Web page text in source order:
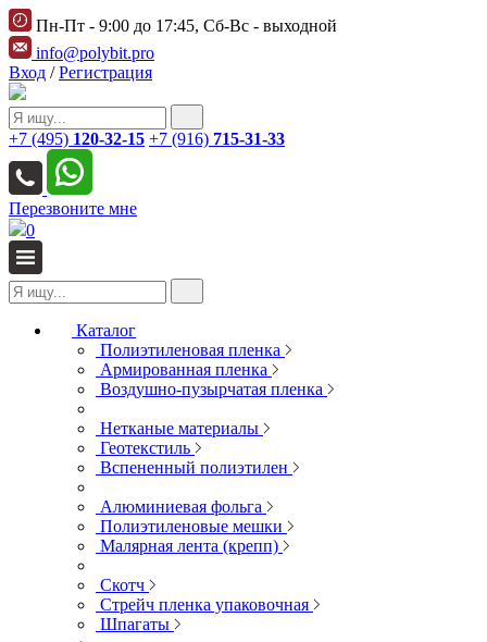
Пн-Пт - 9:00 до 17:45, Сб-Вс - выходной
info@polybit.pro
Вход /Регистрация
+7 (495) 120-32-15 +7 (916) 715-31-33
Перезвоните мне
0
Каталог
Полиэтиленовая пленка
Армированная пленка
Воздушно-пузырчатая пленка
Нетканые материалы
Геотекстиль
Вспененный полиэтилен
Алюминиевая фольга
Полиэтиленовые мешки
Малярная лента (крепп)
Скотч
Стрейч пленка упаковочная
Шпагаты